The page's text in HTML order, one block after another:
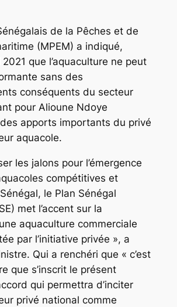
de la Pêches et de
(MPEM) a indiqué,
que l’aquaculture ne peut
sans des
conséquents du secteur
pour Alioune Ndoye
apports importants du privé
aquacole.
les jalons pour l’émergence
compétitives et
le Plan Sénégal
met l’accent sur la
aquaculture commerciale
par l’initiative privée », a
Qui a renchéri que « c’est
que s’inscrit le présent
qui permettra d’inciter
privé national comme